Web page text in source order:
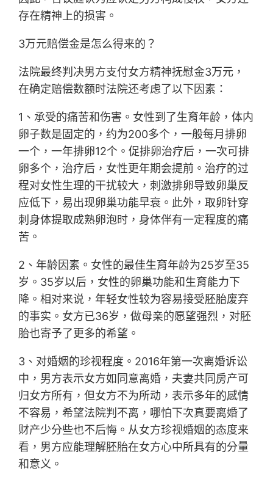
存在精神上的损害。
3万元赔偿金是怎么得来的？
法院最终判决男方支付女方精神抚慰金3万元，
在确定赔偿数额时法院还考虑了以下因素：
1、承受的痛苦和伤害。女性到了生育年龄，体内
卵子数是固定的，约为200多个，一般每月排卵
一个，一年排卵12个。促排卵治疗后，一次可排
卵多个，治疗后，女性更年期会提前。治疗的过
程对女性生理的干扰较大，刺激排卵导致卵巢反
应低下，易出现卵巢功能早衰。此外，取卵针穿
刺身体提取成熟卵泡时，身体伴有一定程度的痛
苦。
2、年龄因素。女性的最佳生育年龄为25岁至35
岁。35岁以后，女性的卵巢功能和生育能力下
降。相对来说，年轻女性较为容易接受胚胎废弃
的事实。女方已36岁，做母亲的愿望强烈，对胚
胎也寄予了更多的希望。
3、对婚姻的珍视程度。2016年第一次离婚诉讼
中，男方表示女方如同意离婚，夫妻共同房产可
归女方所有，但女方不为所动，表示多年的感情
不容易，希望法院判不离，哪怕下次真要离婚了
财产少分些也不后悔。从女方珍视婚姻的态度来
看，男方应能理解胚胎在女方心中所具有的分量
和意义。